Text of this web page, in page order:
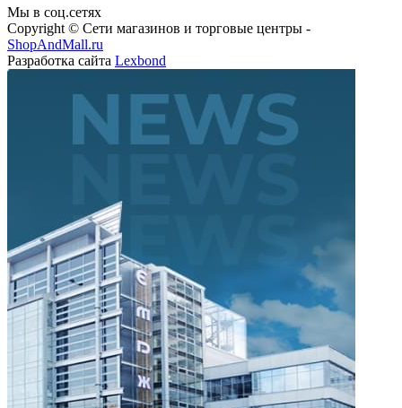
Мы в соц.сетях
Copyright © Сети магазинов и торговые центры -
ShopAndMall.ru
Разработка сайта Lexbond